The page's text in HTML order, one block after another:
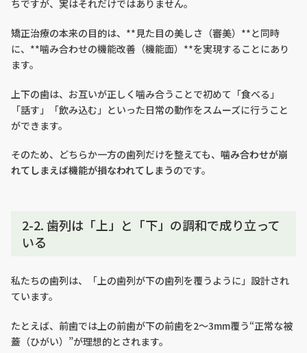
ちですが、実はそれだけではありません。
矯正治療の本来の目的は、**見た目の美しさ（審美）**と同時
に、**噛み合わせの機能改善（機能面）**を実現することにあり
ます。
上下の歯は、お互いが正しく噛み合うことで初めて「食べる」
「話す」「飲み込む」といった日常の動作をスムーズに行うこと
ができます。
そのため、どちらか一方の歯列だけを整えても、 噛み合わせが崩
れてしまえば機能が損なわれてしまうのです。
2-2. 歯列は「上」と「下」の調和で成り立って
いる
私たちの歯列は、「上の歯列が下の歯列を覆うように」設計され
ています。
たとえば、前歯では上の前歯が下の前歯を2～3mm覆う“正常な被
蓋（ひがい）”が理想的とされます。